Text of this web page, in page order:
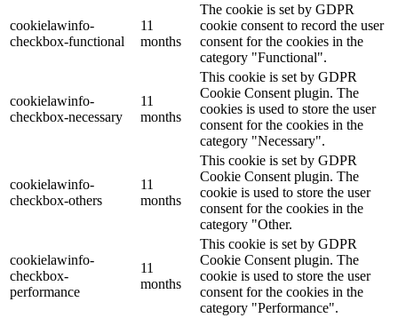
cookielawinfo-
checkbox-functional
11
months
The cookie is set by GDPR
cookie consent to record the user
consent for the cookies in the
category "Functional".
cookielawinfo-
checkbox-necessary
11
months
This cookie is set by GDPR
Cookie Consent plugin. The
cookies is used to store the user
consent for the cookies in the
category "Necessary".
cookielawinfo-
checkbox-others
11
months
This cookie is set by GDPR
Cookie Consent plugin. The
cookie is used to store the user
consent for the cookies in the
category "Other.
cookielawinfo-
checkbox-
performance
11
months
This cookie is set by GDPR
Cookie Consent plugin. The
cookie is used to store the user
consent for the cookies in the
category "Performance".